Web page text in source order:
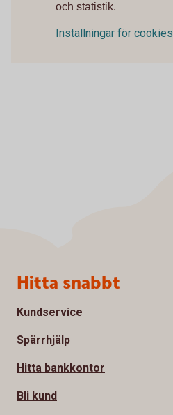
och statistik.
Inställningar för cookies
Sidfot
Hitta snabbt
Kundservice
Spärrhjälp
Hitta bankkontor
Bli kund